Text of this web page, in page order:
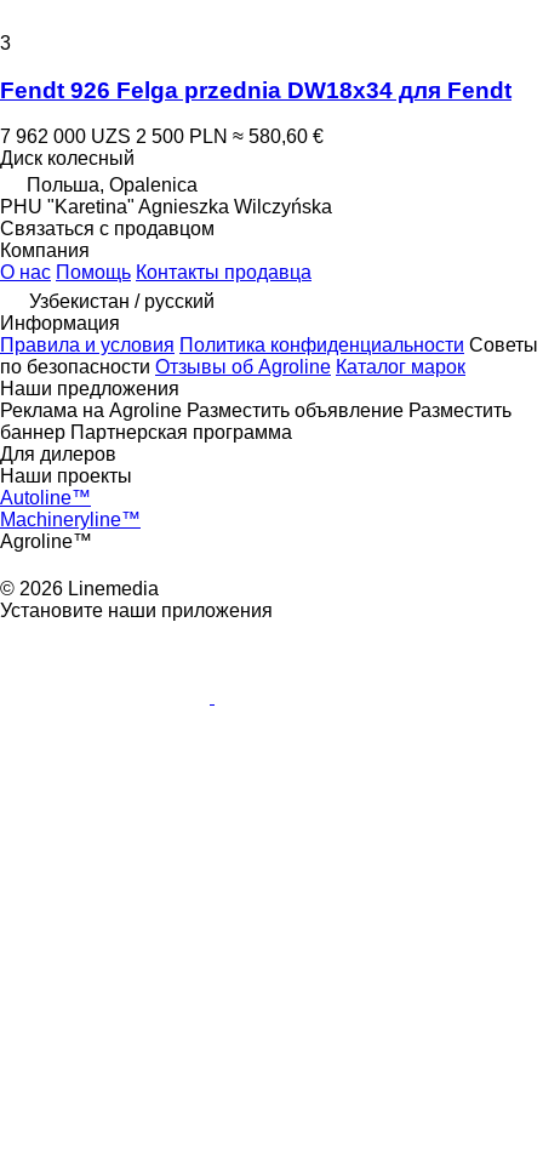
3
Fendt 926 Felga przednia DW18x34 для Fendt
7 962 000 UZS 2 500 PLN ≈ 580,60 €
Диск колесный
Польша, Opalenica
PHU "Karetina" Agnieszka Wilczyńska
Связаться с продавцом
Компания
О нас Помощь Контакты продавца
Узбекистан / русский
Информация
Правила и условия Политика конфиденциальности Советы
по безопасности Отзывы об Agroline Каталог марок
Наши предложения
Реклама на Agroline Разместить объявление Разместить
баннер Партнерская программа
Для дилеров
Наши проекты
Autoline™
Machineryline™
Agroline™
© 2026 Linemedia
Установите наши приложения